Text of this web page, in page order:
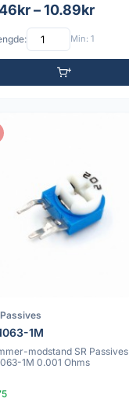
– 10.89kr
Min: 1
1M
modstand SR Passives
1M 0.001 Ohms